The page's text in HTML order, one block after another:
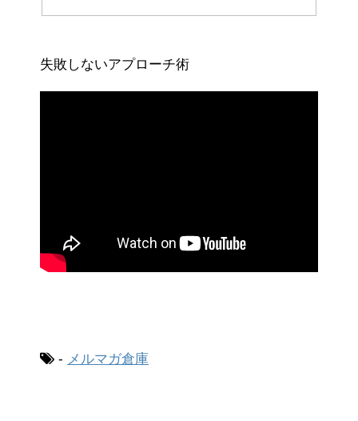
失敗しないアプローチ術
- メルマガ倉庫